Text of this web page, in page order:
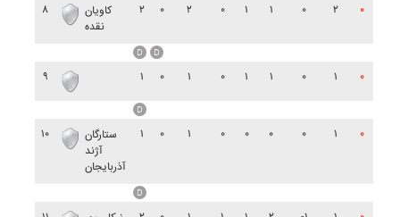
۸
کاويان
نقده
۲ ۰ ۲ ۰ ۱ ۱ ۰ ۲ ۰
۹ ۱ ۰ ۱ ۰ ۱ ۱ ۰ ۱ ۰
۱۰
ستارگان
آژند
آذربايجان
۱ ۰ ۱ ۰ ۰ ۰ ۰ ۱ ۰